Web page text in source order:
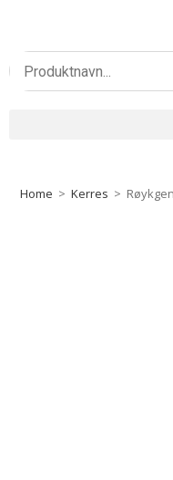
Home > Kerres >